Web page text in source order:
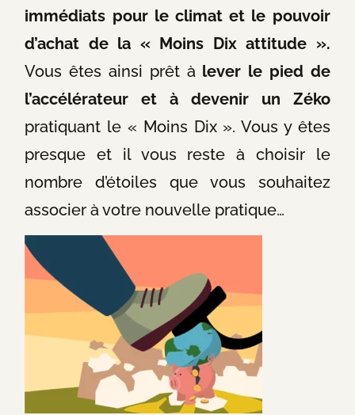
immédiats pour le climat et le pouvoir
d’achat de la « Moins Dix attitude ».
Vous êtes ainsi prêt à lever le pied de
l’accélérateur
et à devenir un Zéko
pratiquant le « Moins Dix ». Vous y êtes
presque et il vous reste à choisir le
nombre d’étoiles que vous souhaitez
associer à votre nouvelle pratique…